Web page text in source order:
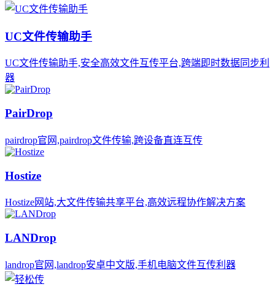
UC文件传输助手
UC文件传输助手,安全高效文件互传平台,跨端即时数据同步利
器
PairDrop
pairdrop官网,pairdrop文件传输,跨设备直连互传
Hostize
Hostize网站,大文件传输共享平台,高效远程协作解决方案
LANDrop
landrop官网,landrop安卓中文版,手机电脑文件互传利器